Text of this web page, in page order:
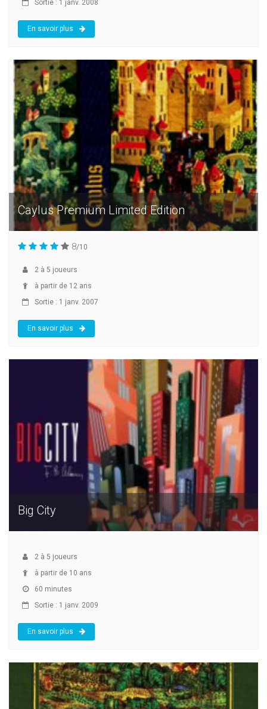
Sortie : 1 janv. 2008
En savoir plus
Caylus Premium Limited Edition
8/10
2 à 5 joueurs
à partir de 12 ans
Sortie : 1 janv. 2007
En savoir plus
Big City
2 à 5 joueurs
à partir de 10 ans
60 minutes
Sortie : 1 janv. 2009
En savoir plus